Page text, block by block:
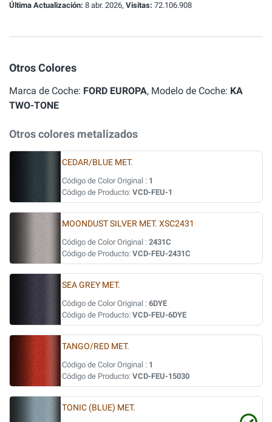
Última Actualización: 8 abr. 2026, Visitas: 72.106.908
Otros Colores
Marca de Coche: FORD EUROPA, Modelo de Coche: KA
TWO-TONE
Otros colores metalizados
CEDAR/BLUE MET.
Código de Color Original : 1
Código de Producto: VCD-FEU-1
MOONDUST SILVER MET. XSC2431
Código de Color Original : 2431C
Código de Producto: VCD-FEU-2431C
SEA GREY MET.
Código de Color Original : 6DYE
Código de Producto: VCD-FEU-6DYE
TANGO/RED MET.
Código de Color Original : 1
Código de Producto: VCD-FEU-15030
TONIC (BLUE) MET.